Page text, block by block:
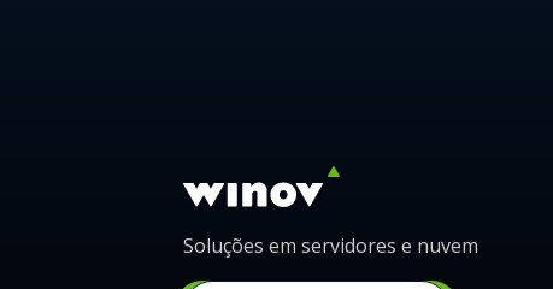
Soluções em servidores e nuvem